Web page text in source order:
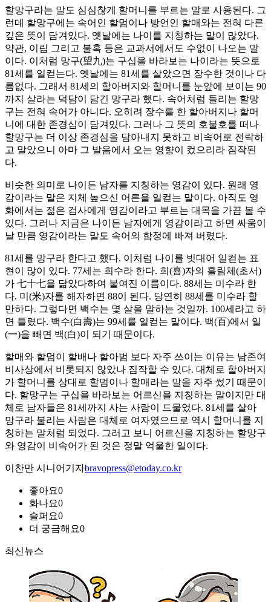
할망구라는 말도 심심찮게 할머니를 부르는 말로 사용된다. 그
런데 할망구에는 속어인 할멈이나 방언인 할매와는 전혀 다른
깊은 뜻이 담겨있다. 옛날에는 나이를 지칭하는 말이 많았다.
약관, 이립 그리고 불혹 등은 교과서에서도 수없이 나오는 말
이다. 이처럼 망구(望九)는 구십을 바라보는 나이라는 뜻으로
81세를 일컫는다. 옛날에는 81세를 살았으면 장수한 것이나 다
름없다. 그래서 81세의 할아버지와 할머니를 눈앞에 보이는 90
까지 살라는 덕담이 담긴 망구라 했다. 속어처럼 들리는 할망
구는 전혀 속어가 아니다. 오히려 장수를 한 할아버지나 할머
니에 대한 존경심이 담겨있다. 그러나 그 뜻의 호불호를 떠나
할망구는 더 이상 존경심을 담아내지 못하고 비속어로 전락하
고 말았으니 아마 그 발음에서 오는 영향이 컸으리라 짐작된
다.
비슷한 의미로 나이든 남자를 지칭하는 영감이 있다. 원래 영
감이라는 말은 지체 높으신 어른을 일컫는 말이다. 아직도 영
화에서는 젊은 검사에게 영감이라고 부르는 대목을 가끔 볼 수
있다. 그러나 지금은 나이든 남자에게 영감이라고 하면 싸움이
날 만큼 영감이라는 말도 속어의 함정에 빠져 버렸다.
81세를 망구라 한다고 했다. 이처럼 나이를 빗대어 일컫는 표
현이 많이 있다. 77세는 희수라 한다. 희(喜)자의 흘림체(초서)
가 七十七을 닮았다하여 붙여진 이름이다. 88세는 미수라 한
다. 미(米)자를 해자하면 88이 된다. 당연히 88세를 미수라 할
만하다. 그렇다면 백수는 몇 살을 말하는 것일까. 100세라고 하
면 틀렸다. 백수(白壽)는 99세를 일컫는 말이다. 백(百)에서 일
(一)을 빼면 백(白)이 되기 때문이다.
할매와 할멈이 할배나 할아범 보다 자주 쓰이는 이유는 남존여
비사상에서 비롯되지 않았나 짐작할 수 있다. 대체로 할아버지
가 할머니를 상대로 할멈이나 할매라는 말을 자주 썼기 때문이
다. 할망구는 구십을 바라보는 어르신을 지칭하는 말이지만 대
체로 남자들은 81세까지 사는 사람이 드물었다. 81세를 살아
망구라 불리는 사람은 대체로 여자였으므로 역시 할머니를 지
칭하는 말처럼 되었다. 그러고 보니 어르신을 지칭하는 할망구
와 영감이 비속어가 된 것은 정말 억울한 일이다.
이찬만 시니어기자bravopress@etoday.co.kr
좋아요0
화나요0
슬퍼요0
더 궁금해요0
최신뉴스